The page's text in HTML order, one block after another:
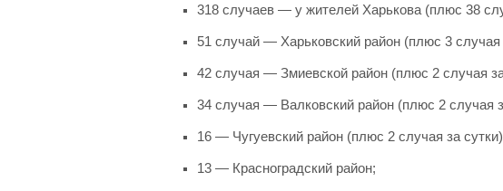
318 случаев — у жителей Харькова (плюс 38
51 случай — Харьковский район (плюс 3 случая
42 случая — Змиевской район (плюс 2 случая
34 случая — Валковский район (плюс 2 случая
16 — Чугуевский район (плюс 2 случая за
​13 — Красноградский район;